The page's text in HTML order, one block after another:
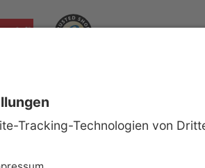
Alle genannten